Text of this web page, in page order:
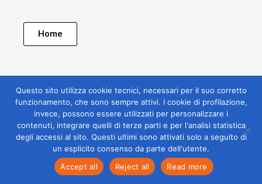
Home
Questo sito utilizza cookie tecnici, necessari per il suo corretto
funzionamento, che sono sempre attivi. I cookie di profilazione,
invece, possono essere utilizzati per personalizzare i
contenuti, integrare quelli di terze parti e per l'analisi statistica
degli accessi al sito. Questi ultimi sono attivati solo a seguito di
un esplicito consenso da parte dell'utente.
Accept all
Reject all Read more